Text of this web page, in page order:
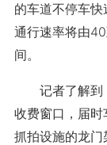
的车道不停车
通行速率将由
间。
记者了解到
收费窗口，届
抓拍设施的龙